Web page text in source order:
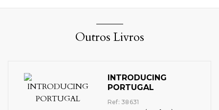
Outros Livros
INTRODUCING
PORTUGAL
Ref: 38631